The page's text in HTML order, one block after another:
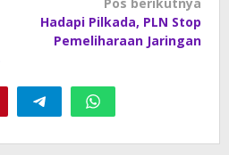
Hadapi Pilkada, PLN Stop
Pemeliharaan Jaringan